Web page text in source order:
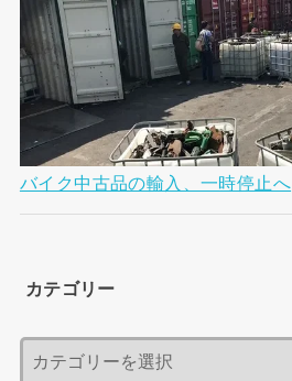
バイク中古品の輸入、一時停止へ
カテゴリー